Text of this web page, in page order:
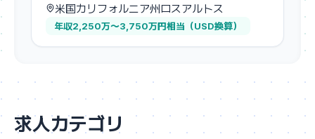
米国カリフォルニア州ロスアルトス
年収2,250万〜3,750万円相当（USD換算）
求人カテゴリ